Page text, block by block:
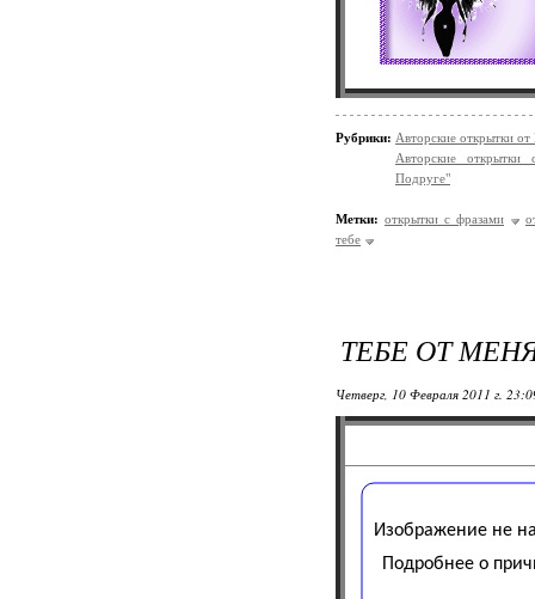
Рубрики: Авторские открытки
Авторские открытки
Подруге"
Метки: открытки с фразами
тебе
ТЕБЕ ОТ
Четверг, 10 Февраля 2011 г.